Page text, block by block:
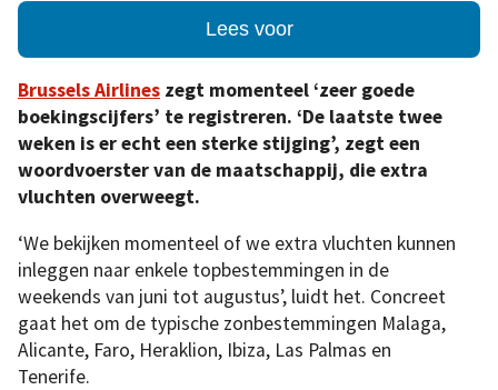
Lees voor
Brussels Airlines zegt momenteel ‘zeer goede
boekingscijfers’ te registreren. ‘De laatste twee
weken is er echt een sterke stijging’, zegt een
woordvoerster van de maatschappij, die extra
vluchten overweegt.
‘We bekijken momenteel of we extra vluchten kunnen
inleggen naar enkele topbestemmingen in de
weekends van juni tot augustus’, luidt het. Concreet
gaat het om de typische zonbestemmingen Malaga,
Alicante, Faro, Heraklion, Ibiza, Las Palmas en
Tenerife.